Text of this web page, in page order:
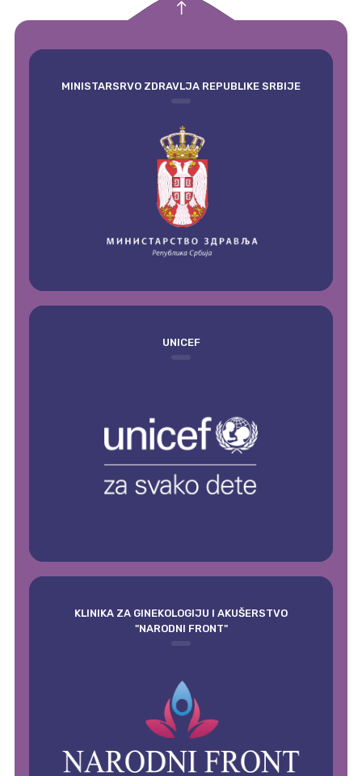
MINISTARSRVO ZDRAVLJA REPUBLIKE SRBIJE
UNICEF
KLINIKA ZA GINEKOLOGIJU I AKUŠERSTVO
"NARODNI FRONT"